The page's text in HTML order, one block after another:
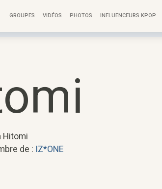
GROUPES VIDÉOS PHOTOS INFLUENCEURS KPOP
Hitomi
de : IZ*ONE